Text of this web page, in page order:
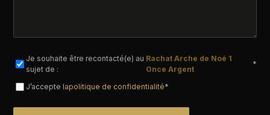
Je souhaite être recontacté(e) au
sujet de :
Rachat Arche de Noé 1
Once Argent
*
J’accepte lapolitique de confidentialité*